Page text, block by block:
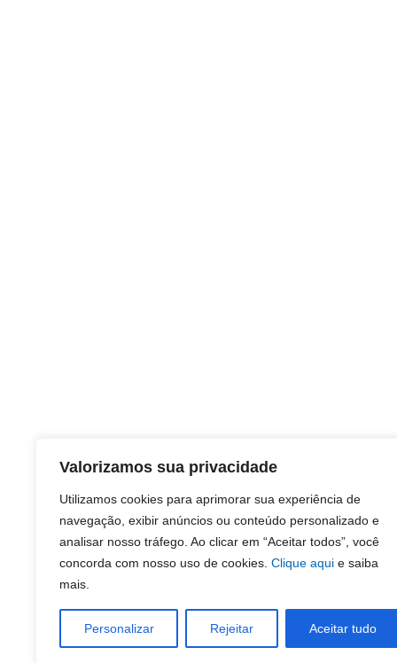
Valorizamos sua privacidade
Utilizamos cookies para aprimorar sua experiência de
navegação, exibir anúncios ou conteúdo personalizado e
analisar nosso tráfego. Ao clicar em “Aceitar todos”, você
concorda com nosso uso de cookies. Clique aqui e saiba
mais.
Personalizar Rejeitar Aceitar tudo